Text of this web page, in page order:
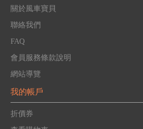
關於風車寶貝
聯絡我們
FAQ
會員服務條款說明
網站導覽
我的帳戶
折價券